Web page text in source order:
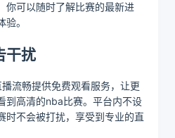
你可以随时了解比赛的最新进
。
干扰
流畅提供免费观看服务，让更
到高清的nba比赛。平台内不设
时不会被打扰，享受到专业的直